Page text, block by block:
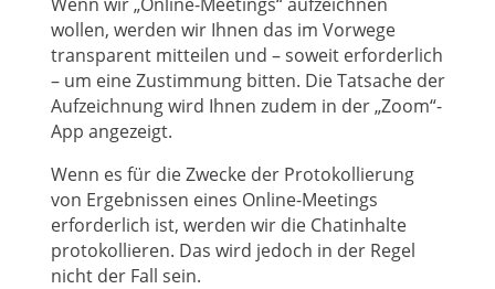
wollen, werden wir Ihnen das im Vorwege
transparent mitteilen und – soweit erforderlich
– um eine Zustimmung bitten. Die Tatsache der
Aufzeichnung wird Ihnen zudem in der „Zoom“-
App angezeigt.
Wenn es für die Zwecke der Protokollierung
von Ergebnissen eines Online-Meetings
erforderlich ist, werden wir die Chatinhalte
protokollieren. Das wird jedoch in der Regel
nicht der Fall sein.